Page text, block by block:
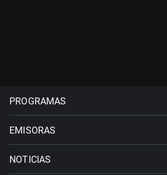
PROGRAMAS
EMISORAS
NOTICIAS